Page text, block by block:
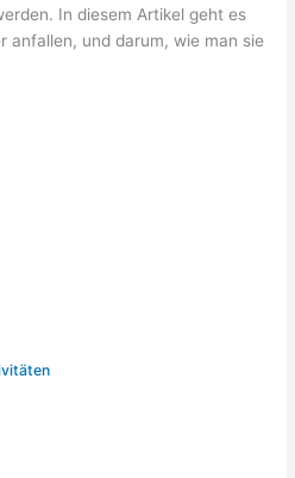
In diesem Artikel geht es
anfallen, und darum, wie man sie